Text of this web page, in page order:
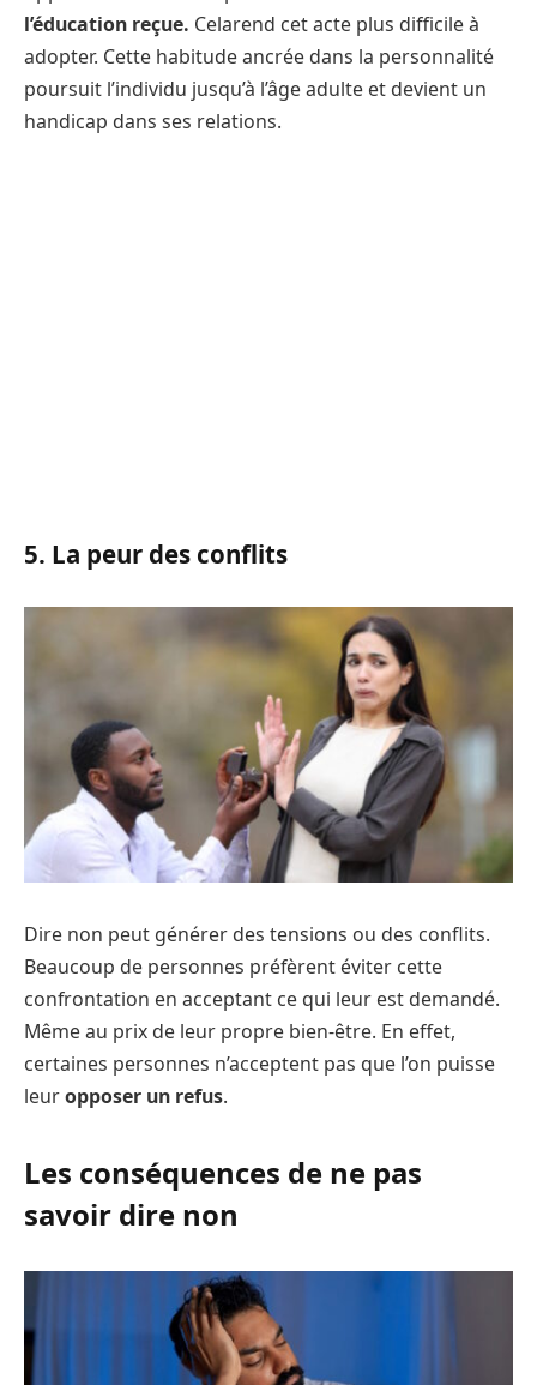
l’éducation reçue. Celarend cet acte plus difficile à
adopter. Cette habitude ancrée dans la personnalité
poursuit l’individu jusqu’à l’âge adulte et devient un
handicap dans ses relations.
5. La peur des conflits
Dire non peut générer des tensions ou des conflits.
Beaucoup de personnes préfèrent éviter cette
confrontation en acceptant ce qui leur est demandé.
Même au prix de leur propre bien-être. En effet,
certaines personnes n’acceptent pas que l’on puisse
leuropposer un refus.
Les conséquences de ne pas
savoir dire non